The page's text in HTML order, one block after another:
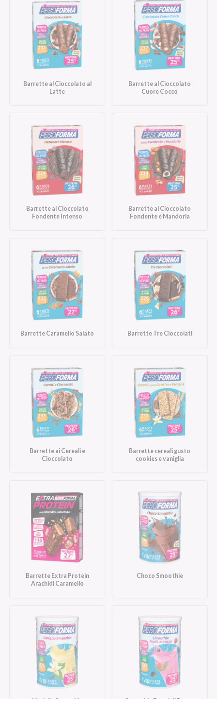
Barrette al Cioccolato al
Latte
Barrette al Cioccolato
Cuore Cocco
Barrette al Cioccolato
Fondente Intenso
Barrette al Cioccolato
Fondente e Mandorla
Barrette Caramello Salato Barrette Tre Cioccolati
Barrette ai Cereali e
Cioccolato
Barrette cereali gusto
cookies e vaniglia
Barrette Extra Protein
Arachidi Caramello
Choco Smoothie
Vaniglia Smoothie Smoothie Frutti di Bosco